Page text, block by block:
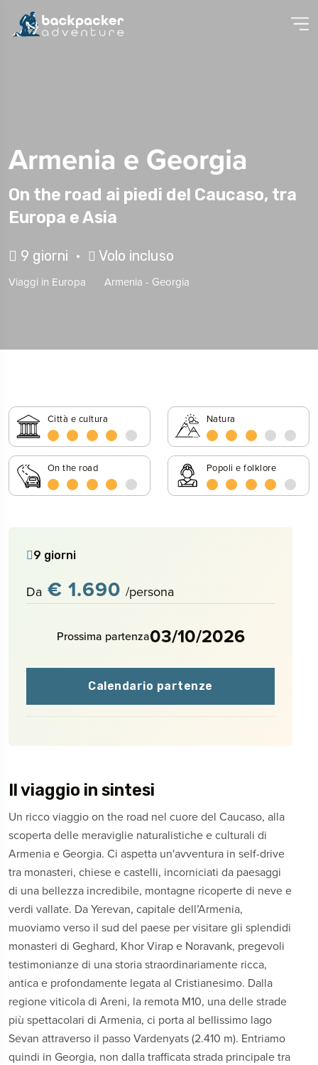
Armenia e Georgia
On the road ai piedi del Caucaso, tra
Europa e Asia
9 giorni • Volo incluso
Viaggi in Europa Armenia - Georgia
Città e cultura Natura
On the road Popoli e folklore
Il viaggio in sintesi
Un ricco viaggio on the road nel cuore del Caucaso, alla
scoperta delle meraviglie naturalistiche e culturali di
Armenia e Georgia. Ci aspetta un'avventura in self-drive
tra monasteri, chiese e castelli, incorniciati da paesaggi
di una bellezza incredibile, montagne ricoperte di neve e
verdi vallate. Da Yerevan, capitale dell’Armenia,
muoviamo verso il sud del paese per visitare gli splendidi
monasteri di Geghard, Khor Virap e Noravank, pregevoli
testimonianze di una storia straordinariamente ricca,
antica e profondamente legata al Cristianesimo. Dalla
regione viticola di Areni, la remota M10, una delle strade
più spettacolari di Armenia, ci porta al bellissimo lago
Sevan attraverso il passo Vardenyats (2.410 m). Entriamo
quindi in Georgia, non dalla trafficata strada principale tra
9 giorni
Da € 1.690 /persona
Prossima partenza03/10/2026
Calendario partenze